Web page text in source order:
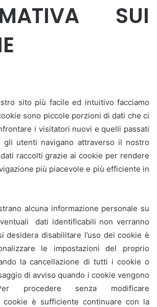
SUI
sito più facile ed intuitivo facciamo
sono piccole porzioni di dati che ci
i visitatori nuovi e quelli passati
utenti navigano attraverso il nostro
raccolti grazie ai cookie per rendere
più piacevole e più efficiente in
alcuna informazione personale su
dati identificabili non verranno
desidera disabilitare l’uso dei cookie è
le impostazioni del proprio
la cancellazione di tutti i cookie o
di avviso quando i cookie vengono
procedere senza modificare
cookie è sufficiente continuare con la